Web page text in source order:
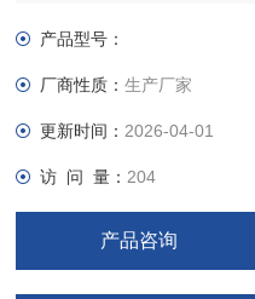
提供了灵活的技术
产品型号：
厂商性质：生产厂家
更新时间： 2026-04-01
访 问 量： 204
产品咨询